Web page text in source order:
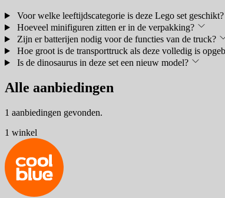
Voor welke leeftijdscategorie is deze Lego set geschikt?
Hoeveel minifiguren zitten er in de verpakking?
Zijn er batterijen nodig voor de functies van de truck?
Hoe groot is de transporttruck als deze volledig is
Is de dinosaurus in deze set een nieuw model?
Alle aanbiedingen
1 aanbiedingen gevonden.
1 winkel